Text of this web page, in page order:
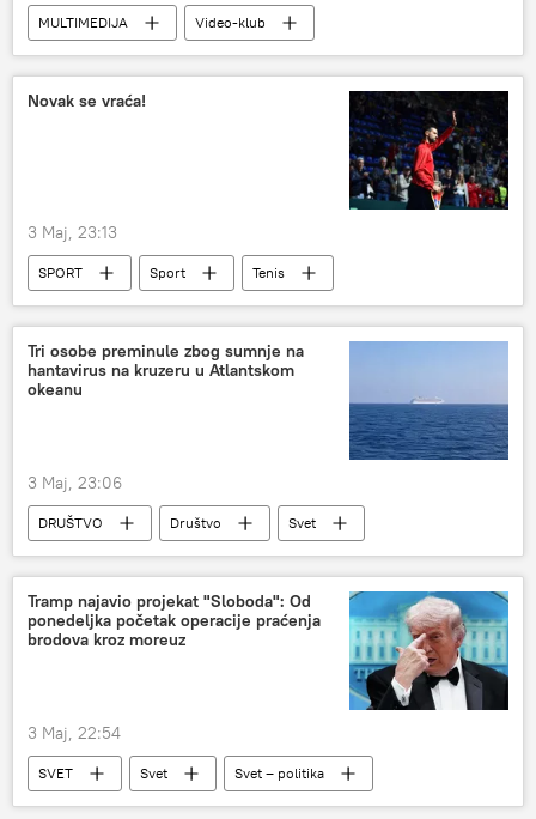
MULTIMEDIJA Video-klub
Novak se vraća!
3 Maj, 23:13
SPORT Sport
Tenis
Novak Đoković
Tri osobe preminule zbog sumnje na
hantavirus na kruzeru u Atlantskom
okeanu
3 Maj, 23:06
DRUŠTVO Društvo Svet
Tramp najavio projekat "Sloboda": Od
ponedeljka početak operacije praćenja
brodova kroz moreuz
3 Maj, 22:54
SVET Svet
Svet – politika
SAD
Donald Tramp
Iran